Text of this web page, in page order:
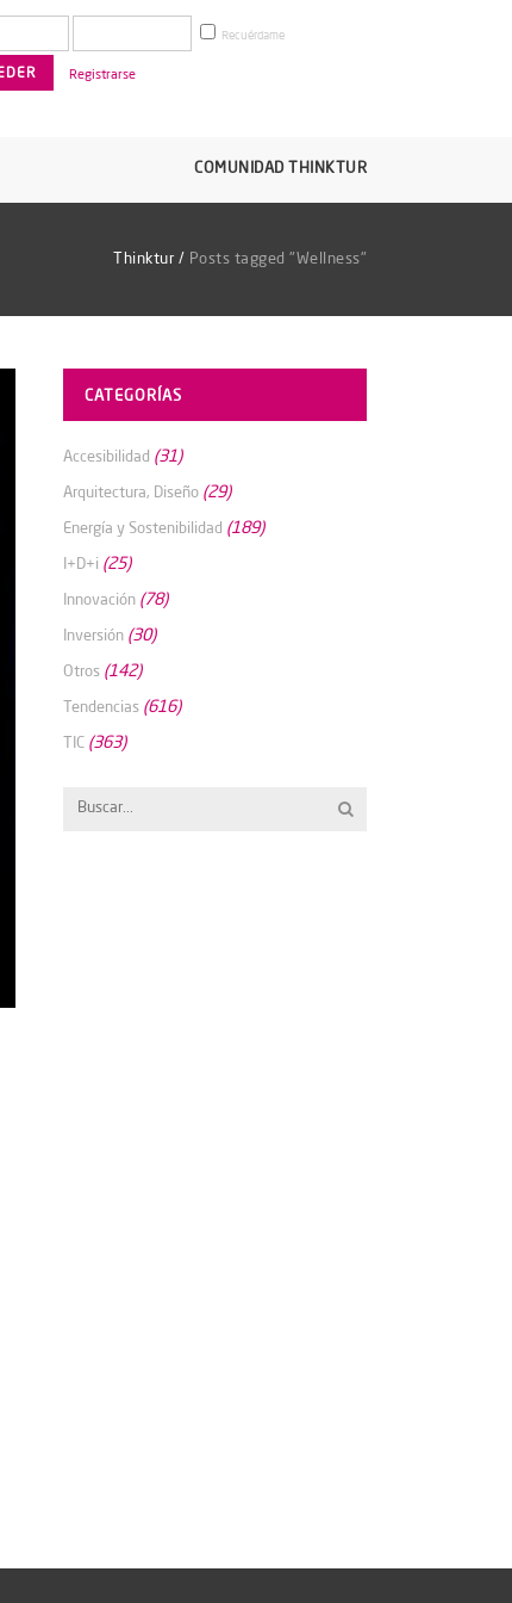
Recuérdame
Registrarse
COMUNIDAD THINKTUR
Thinktur / Posts tagged "Wellness"
CATEGORÍAS
Accesibilidad (31)
Arquitectura, Diseño (29)
Energía y Sostenibilidad (189)
I+D+i (25)
Innovación (78)
Inversión (30)
Otros (142)
Tendencias (616)
TIC (363)